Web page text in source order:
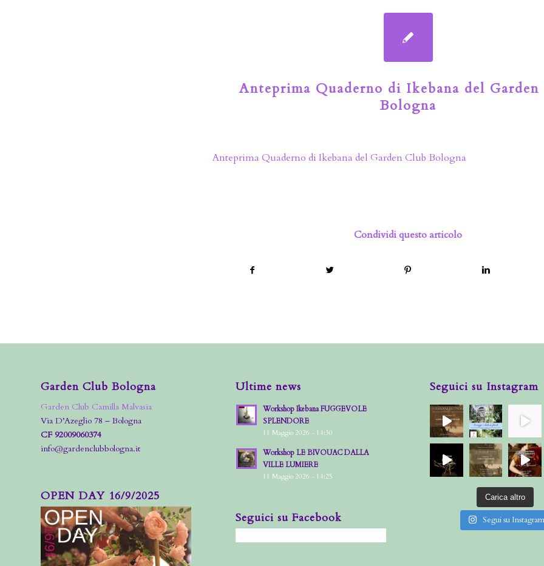
Anteprima Quaderno di Ikebana del
Bologna
Anteprima Quaderno di Ikebana del Garden Club Bologna
Condividi questo articolo
Garden Club Bologna
Garden Club Camilla Malvasia
Via D’Azeglio 78 – Bologna
CF 92009060374
info@gardenclubbologna.it
OPEN DAY 16/9/2025
Ultime news
Workshop Ikebana FUGGEVOLE
SPLENDORE
11 Maggio 2026 - 14:30
Workshop LE BIVOUAC DALLA
VILLE LUMIERE
11 Maggio 2026 - 14:25
Seguici su Facebook
Seguici su Instagram
Carica altro
Segui su